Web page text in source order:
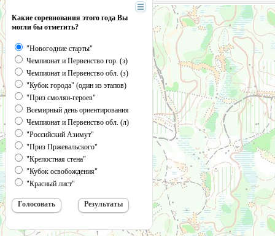
Какие соревнования этого года Вы
могли бы отметить?
"Новогодние старты"
Чемпионат и Первенство гор. (з)
Чемпионат и Первенство обл. (з)
"Кубок города" (один из этапов)
"Приз смолян-героев"
Всемирный день ориентирования
Чемпионат и Первенство обл. (л)
"Российский Азимут"
"Приз Пржевальского"
"Крепостная стена"
"Кубок освобождения"
"Красный лист"